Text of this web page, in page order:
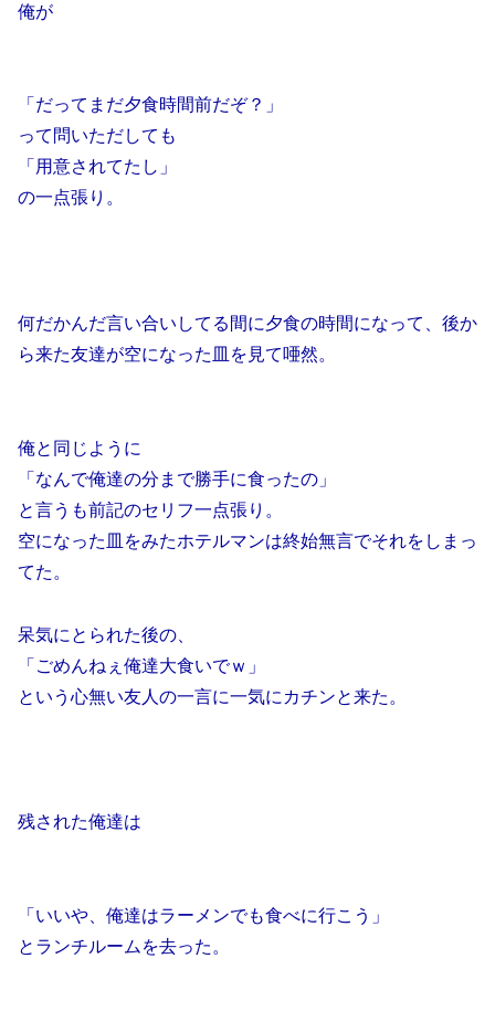
俺が
「だってまだ夕食時間前だぞ？」
って問いただしても
「用意されてたし」
の一点張り。
何だかんだ言い合いしてる間に夕食の時間になって、後か
ら来た友達が空になった皿を見て唖然。
俺と同じように
「なんで俺達の分まで勝手に食ったの」
と言うも前記のセリフ一点張り。
空になった皿をみたホテルマンは終始無言でそれをしまっ
てた。
呆気にとられた後の、
「ごめんねぇ俺達大食いでｗ」
という心無い友人の一言に一気にカチンと来た。
残された俺達は
「いいや、俺達はラーメンでも食べに行こう」
とランチルームを去った。